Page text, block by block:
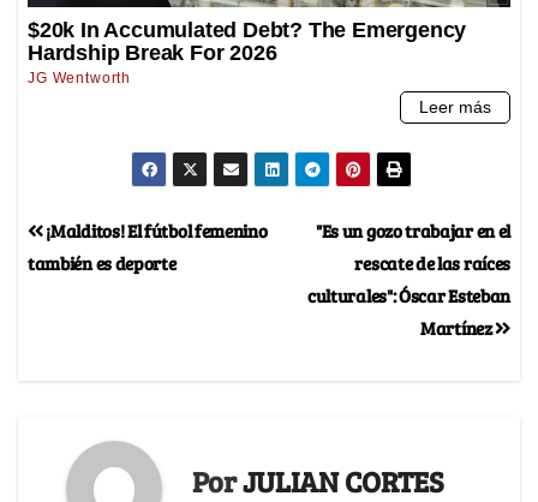
"Es un gozo trabajar en el
rescate de las raíces
culturales": Óscar Esteban
Martínez
¡Malditos! El fútbol femenino
también es deporte
PorJULIAN CORTES